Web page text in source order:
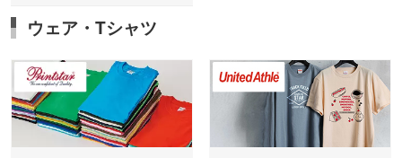
ウェア・Tシャツ